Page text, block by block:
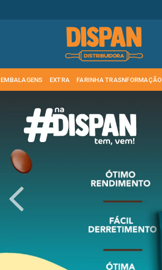
EMBALAGENS EXTRA FARINHA TRASNFORMAÇÃO